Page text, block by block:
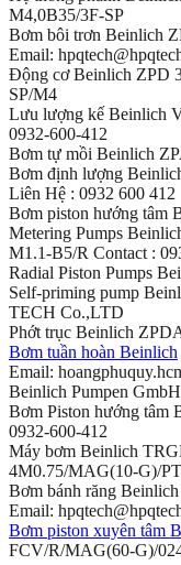
M4,0B35/3F-SP
Bơm bôi trơn Beinlich
Email:
Động cơ Beinlich ZPD
SP/M4
Lưu lượng kế Beinlich
0932-600-412
Bơm tự mồi Beinlich
Bơm định lượng
Liên Hệ : 0932 600 412
Bơm piston hướng tâm
Metering Pumps
M1.1-B5/R Contact :
Radial Piston Pumps
Self-priming pump
TECH Co.,LTD
Phớt trục Beinlich
Bơm tuần hoàn Beinlich
Email:
Beinlich Pumpen
Bơm Piston hướng tâm
0932-600-412
Máy bơm Beinlich
4M0.75/MAG(10-G)/
Bơm bánh răng
Email:
Bơm piston xuyên tâm
FCV/R/MAG(60-G)/